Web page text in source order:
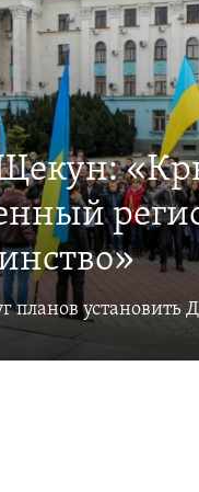
планов